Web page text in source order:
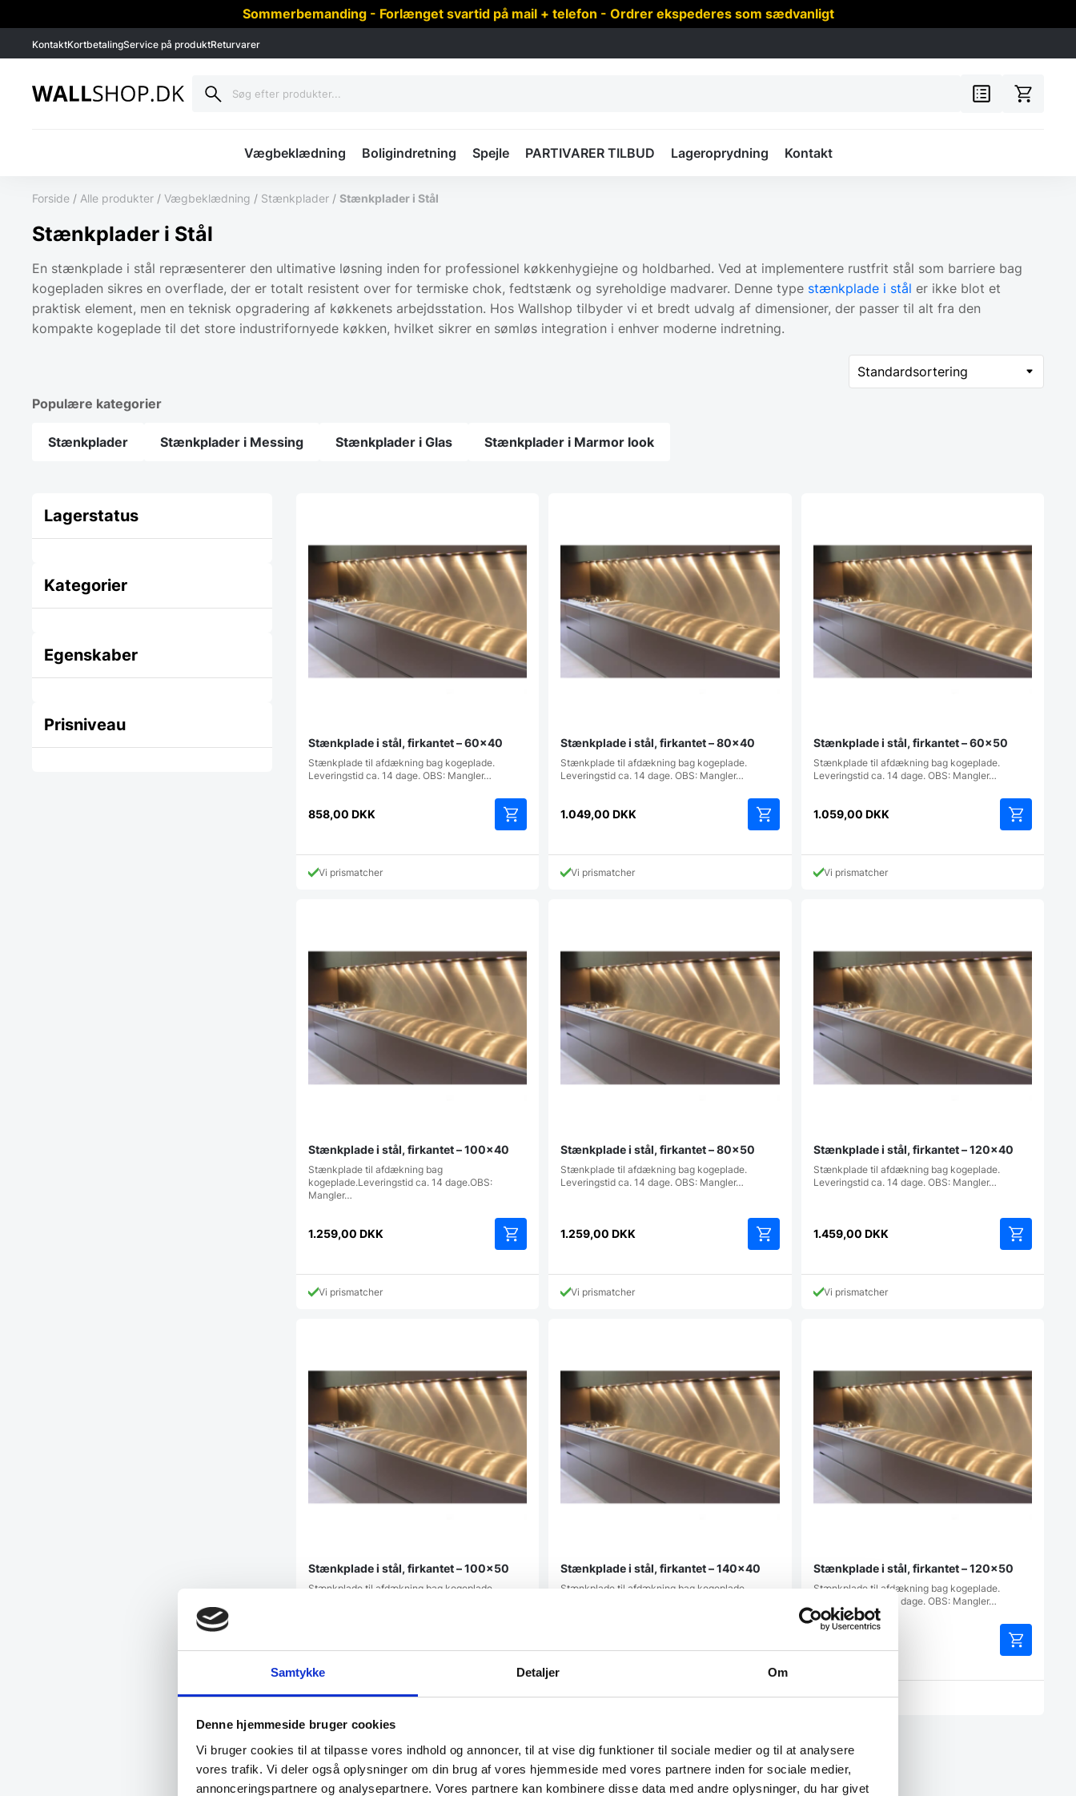
Samtykke Detaljer Om
Denne hjemmeside bruger cookies
Vi bruger cookies til at tilpasse vores indhold og annoncer, til at vise dig funktioner til sociale medier og til at analysere
vores trafik. Vi deler også oplysninger om din brug af vores hjemmeside med vores partnere inden for sociale medier,
annonceringspartnere og analysepartnere. Vores partnere kan kombinere disse data med andre oplysninger, du har givet
Sommerbemanding - Forlænget svartid på mail + telefon - Ordrer ekspederes som sædvanligt
KontaktKortbetalingService på produktReturvarer
Vægbeklædning Boligindretning Spejle PARTIVARER TILBUD Lageroprydning Kontakt
Forside / Alle produkter / Vægbeklædning / Stænkplader / Stænkplader i Stål
Stænkplader i Stål
En stænkplade i stål repræsenterer den ultimative løsning inden for professionel køkkenhygiejne og holdbarhed. Ved at implementere rustfrit stål som barriere bag
kogepladen sikres en overflade, der er totalt resistent over for termiske chok, fedtstænk og syreholdige madvarer. Denne type stænkplade i stål er ikke blot et
praktisk element, men en teknisk opgradering af køkkenets arbejdsstation. Hos Wallshop tilbyder vi et bredt udvalg af dimensioner, der passer til alt fra den
kompakte kogeplade til det store industrifornyede køkken, hvilket sikrer en sømløs integration i enhver moderne indretning.
Populære kategorier
Stænkplader Stænkplader i Messing Stænkplader i Glas Stænkplader i Marmor look
Lagerstatus
Kategorier
Egenskaber
Prisniveau
Stænkplade i stål, firkantet – 60×40
Stænkplade til afdækning bag kogeplade.
Leveringstid ca. 14 dage. OBS: Mangler…
858,00 DKK
Vi prismatcher
Stænkplade i stål, firkantet – 80×40
Stænkplade til afdækning bag kogeplade.
Leveringstid ca. 14 dage. OBS: Mangler…
1.049,00DKK
Vi prismatcher
Stænkplade i stål, firkantet – 60×50
Stænkplade til afdækning bag kogeplade.
Leveringstid ca. 14 dage. OBS: Mangler…
1.059,00 DKK
Vi prismatcher
Stænkplade i stål, firkantet – 100×40
Stænkplade til afdækning bag
kogeplade.Leveringstid ca. 14 dage.OBS:
Mangler…
1.259,00 DKK
Vi prismatcher
Stænkplade i stål, firkantet – 80×50
Stænkplade til afdækning bag kogeplade.
Leveringstid ca. 14 dage. OBS: Mangler…
1.259,00DKK
Vi prismatcher
Stænkplade i stål, firkantet – 120×40
Stænkplade til afdækning bag kogeplade.
Leveringstid ca. 14 dage. OBS: Mangler…
1.459,00 DKK
Vi prismatcher
Stænkplade i stål, firkantet – 100×50
Stænkplade til afdækning bag kogeplade.
Vi prismatcher
Stænkplade i stål, firkantet – 140×40
Stænkplade til afdækning bag kogeplade.
Vi prismatcher
Stænkplade i stål, firkantet – 120×50
Stænkplade til afdækning bag kogeplade.
Leveringstid ca. 14 dage. OBS: Mangler…
Vi prismatcher